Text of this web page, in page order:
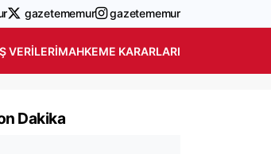
gazetememur gazetememur
VERILERIMAHKEME KARARLARI
Dakika